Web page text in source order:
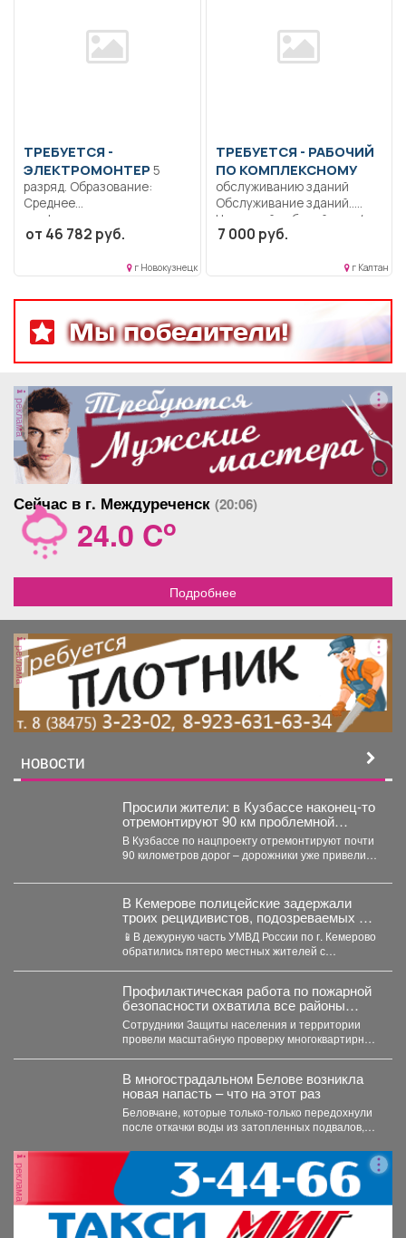
ТРЕБУЕТСЯ -
ЭЛЕКТРОМОНТЕР
разряд. Образование:
Среднее
профессиональное..
Ремонт, монтаж и
от 46 782 руб.
г Новокузнецк
ТРЕБУЕТСЯ - РАБОЧИЙ
ПО КОМПЛЕКСНОМУ
обслуживанию зданий
Обслуживание зданий..
Неполный рабочий день/
неполная рабочая неделя..
7 000 руб.
г Калтан
Мы победители!
реклама
Сейчас в г. Междуреченск (20:06)
24.0 Co
Подробнее
реклама
НОВОСТИ
Просили жители: в Кузбассе наконец-то
отремонтируют 90 км проблемной
трассы
В Кузбассе по нацпроекту отремонтируют почти
90 километров дорог – дорожники уже привели в
В Кемерове полицейские задержали
троих рецидивистов, подозреваемых в
совершении серии краж
📱В дежурную часть УМВД России по г. Кемерово
обратились пятеро местных жителей с
Профилактическая работа по пожарной
безопасности охватила все районы
Новокузнецка
Сотрудники Защиты населения и территории
провели масштабную проверку многоквартирных
В многострадальном Белове возникла
новая напасть – что на этот раз
Беловчане, которые только-только передохнули
после откачки воды из затопленных подвалов,
реклама